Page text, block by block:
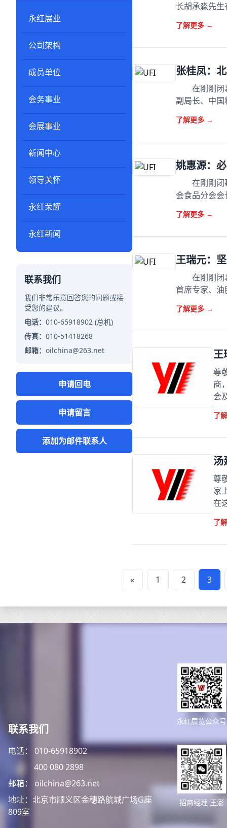
永红展业
公司架构
成员单位
会务事业
会展事业
新闻中心
领导关怀
永红荣耀
永红新闻
联系我们
我们非常乐意回答您的问题或接
受您的建议。
电话： 010-65918902 (总机)
传真： 010-51418268
邮箱： oilchina@263.net
申请回电
申请留言
添加为邮件联系人
长胡承淼先
了解更多 →
张桂凤：
在刚刚闭幕
副局长、中
了解更多 →
姚惠源：
在刚刚闭幕
会食品分会
了解更多 →
王瑞元：
在刚刚闭幕
首席专家、
了解更多 →
王
尊
商
会
了
汤
尊
家
在
了
« 1 2 3
联系我们
电话： 010-65918902
400 080 2898
邮箱： oilchina@263.net
地址：北京市顺义区金穗路航城广场G座
809室
永红展览公众号
招商经理 王澎